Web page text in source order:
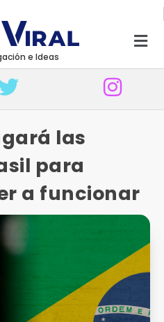
e Ideas
las
para
a funcionar